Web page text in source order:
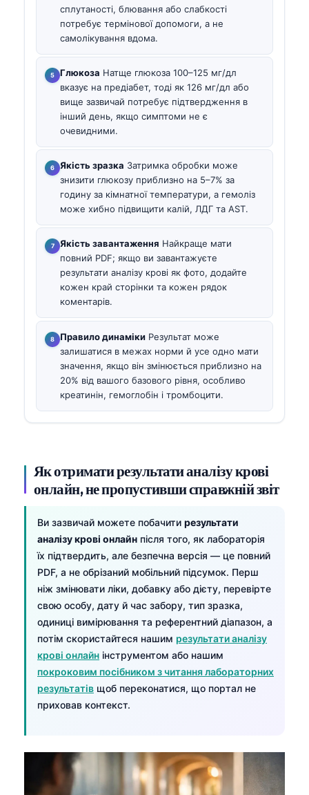
сплутаності, блювання або слабкості
потребує термінової допомоги, а не
самолікування вдома.
Глюкоза Натще глюкоза 100–125 мг/дл
вказує на предіабет, тоді як 126 мг/дл або
вище зазвичай потребує підтвердження в
інший день, якщо симптоми не є
очевидними.
Якість зразка Затримка обробки може
знизити глюкозу приблизно на 5–7% за
годину за кімнатної температури, а гемоліз
може хибно підвищити калій, ЛДГ та AST.
Якість завантаження Найкраще мати
повний PDF; якщо ви завантажуєте
результати аналізу крові як фото, додайте
кожен край сторінки та кожен рядок
коментарів.
Правило динаміки Результат може
залишатися в межах норми й усе одно мати
значення, якщо він змінюється приблизно на
20% від вашого базового рівня, особливо
креатинін, гемоглобін і тромбоцити.
Як отримати результати аналізу крові
онлайн, не пропустивши справжній звіт
Ви зазвичай можете побачити результати
аналізу крові онлайн після того, як лабораторія
їх підтвердить, але безпечна версія — це повний
PDF, а не обрізаний мобільний підсумок. Перш
ніж змінювати ліки, добавку або дієту, перевірте
свою особу, дату й час забору, тип зразка,
одиниці вимірювання та референтний діапазон, а
потім скористайтеся нашим результати аналізу
крові онлайн інструментом або нашим
покроковим посібником з читання лабораторних
результатів щоб переконатися, що портал не
приховав контекст.